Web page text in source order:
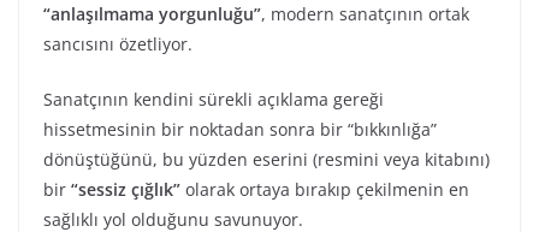
“anlaşılmama yorgunluğu”, modern sanatçının ortak
sancısını özetliyor.
Sanatçının kendini sürekli açıklama gereği
hissetmesinin bir noktadan sonra bir “bıkkınlığa”
dönüştüğünü, bu yüzden eserini (resmini veya kitabını)
bir “sessiz çığlık” olarak ortaya bırakıp çekilmenin en
sağlıklı yol olduğunu savunuyor.